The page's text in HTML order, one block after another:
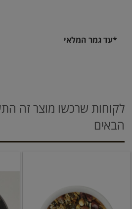
*עד גמר המלאי
לקוחות שרכשו מוצר זה
הבאים